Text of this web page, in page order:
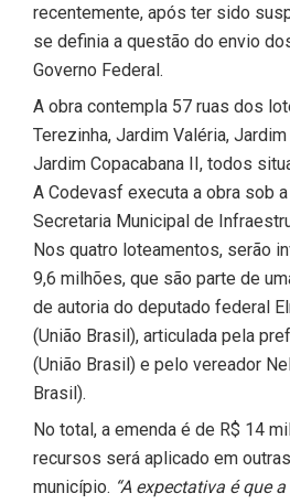
recentemente, após ter sido
se definia a questão do envio
Governo Federal.
A obra contempla 57 ruas dos
Terezinha, Jardim Valéria,
Jardim Copacabana II, todos
A Codevasf executa a obra sob
Secretaria Municipal de
Nos quatro loteamentos, serão
9,6 milhões, que são parte de
de autoria do deputado federal
(União Brasil), articulada pela
(União Brasil) e pelo vereador
Brasil).
No total, a emenda é de R$ 14
recursos será aplicado em
município. “A expectativa é que